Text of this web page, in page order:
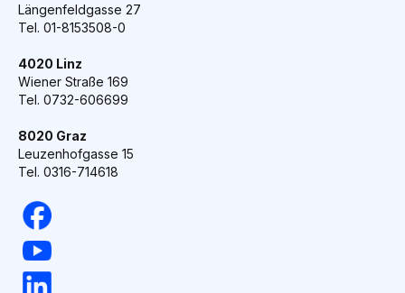
Längenfeldgasse 27
Tel. 01-8153508-0
4020 Linz
Wiener Straße 169
Tel. 0732-606699
8020 Graz
Leuzenhofgasse 15
Tel. 0316-714618